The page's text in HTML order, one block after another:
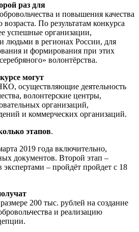
раз для
и повышения качества
По результатам конкурса
успешные организации,
в регионах России, для
и формирования при этих
волонтёрства.
могут
осуществляющие деятельность
волонтерские центры,
организаций,
и коммерческих организаций.
этапов.
2019 года включительно,
документов. Второй этап –
экспертами – пройдёт пройдет с 18
200 тыс. рублей на создание
и реализацию